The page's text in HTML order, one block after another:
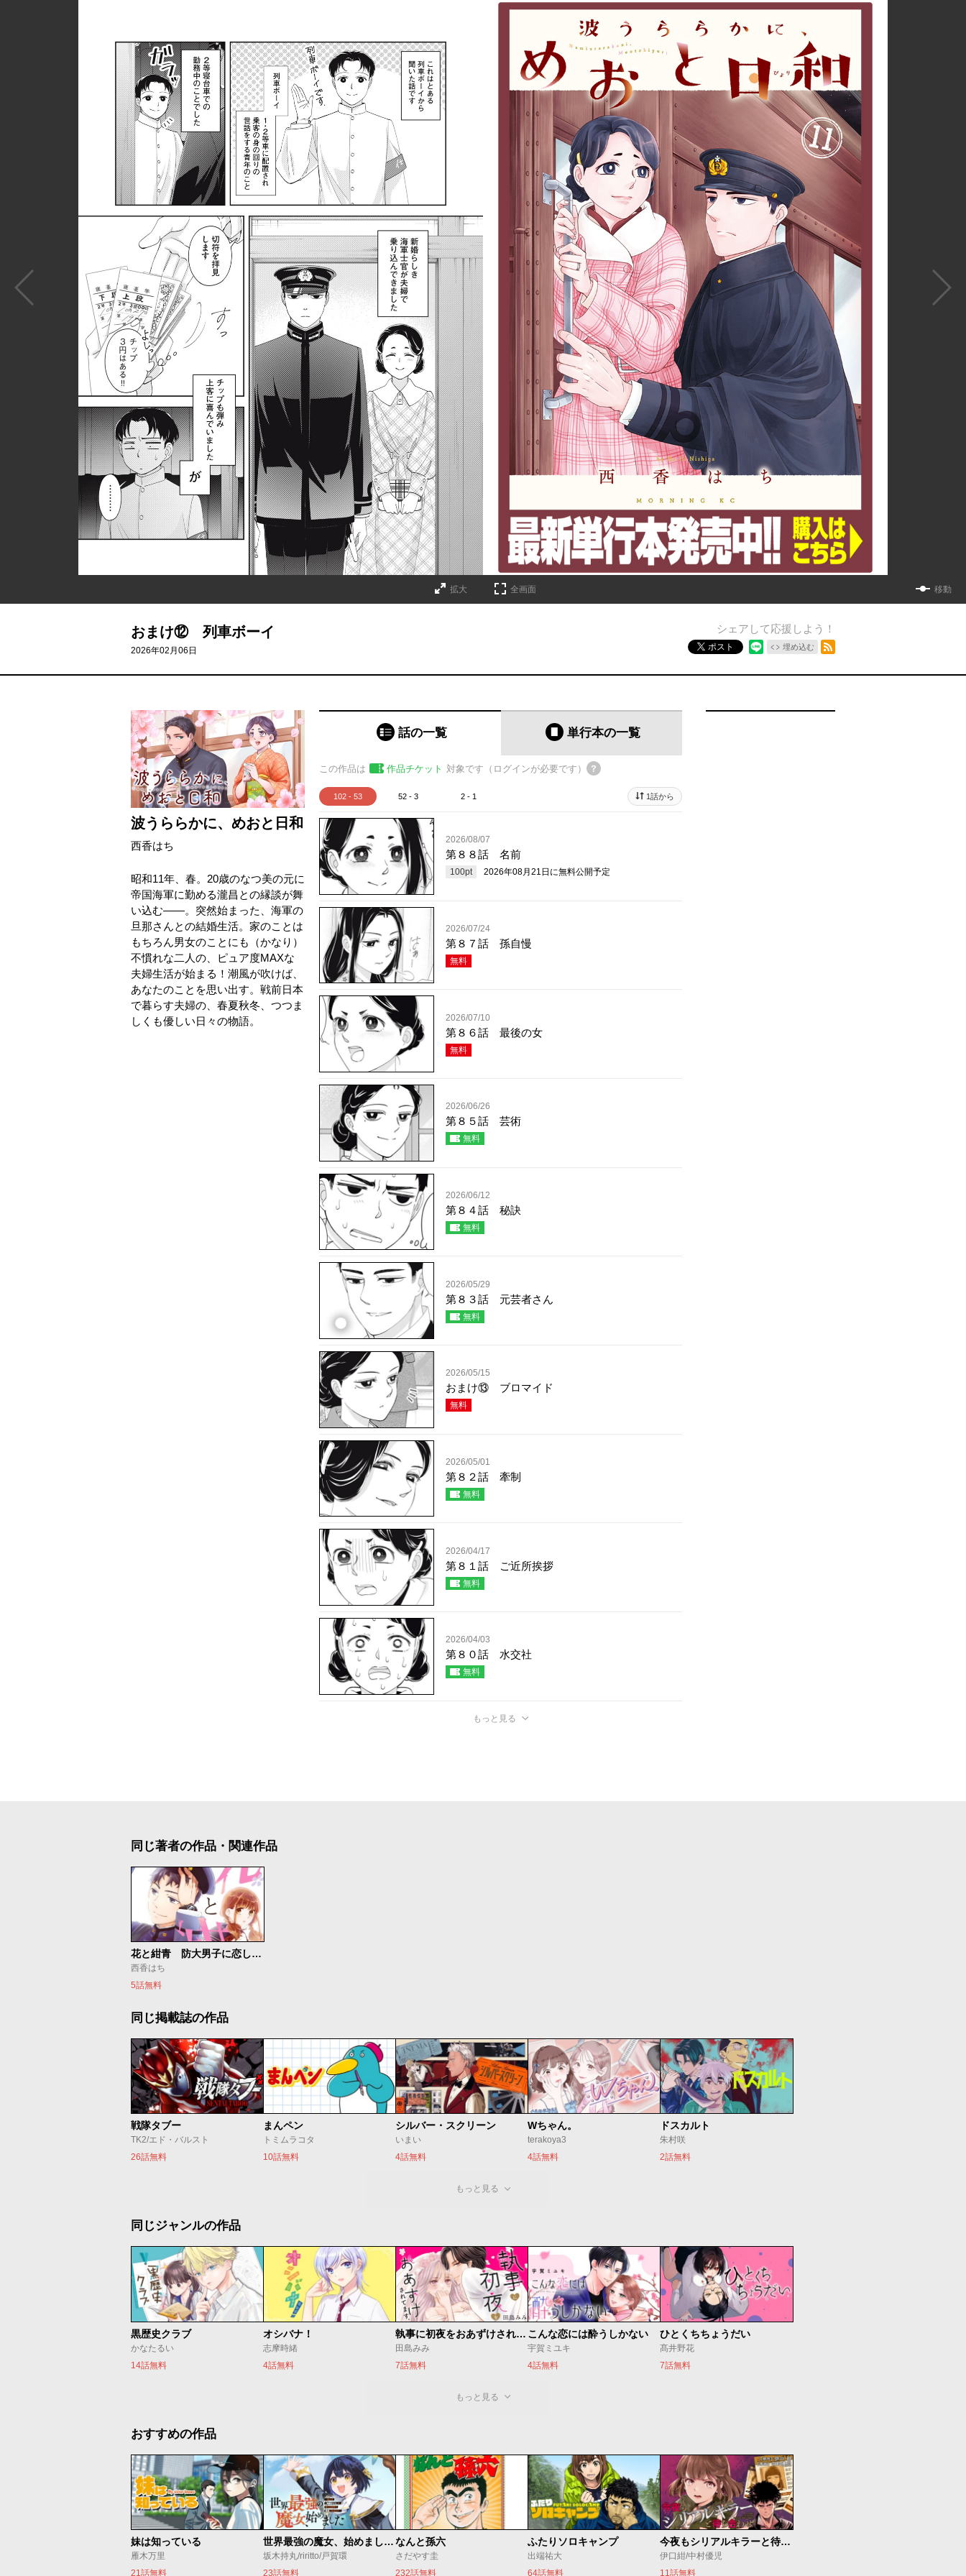
拡大 全画面 移動
おまけ⑫ 列車ボーイ
2026年02月06日
シェアして応援しよう！
ポスト 埋め込む
波うららかに、めおと日和
西香はち
昭和11年、春。20歳のなつ美の元に
帝国海軍に勤める瀧昌との縁談が舞
い込む――。突然始まった、海軍の
旦那さんとの結婚生活。家のことは
もちろん男女のことにも（かなり）
不慣れな二人の、ピュア度MAXな
夫婦生活が始まる！潮風が吹けば、
あなたのことを思い出す。戦前日本
で暮らす夫婦の、春夏秋冬、つつま
しくも優しい日々の物語。
話の一覧 単行本の一覧
この作品は 作品チケット 対象です（ログインが必要です）
102 - 53 52 - 3 2 - 1 1話から
2026/08/07
第８８話 名前
100pt 2026年08月21日 に無料公開予定
2026/07/24
第８７話 孫自慢
無料
2026/07/10
第８６話 最後の女
無料
2026/06/26
第８５話 芸術
無料
2026/06/12
第８４話 秘訣
無料
2026/05/29
第８３話 元芸者さん
無料
2026/05/15
おまけ⑬ ブロマイド
無料
2026/05/01
第８２話 牽制
無料
2026/04/17
第８１話 ご近所挨拶
無料
2026/04/03
第８０話 水交社
無料
もっと見る
同じ著者の作品・関連作品
花と紺青 防大男子に恋しました。
西香はち
5話無料
同じ掲載誌の作品
戦隊タブー
TK2/エド・バルスト
26話無料
まんペン
トミムラコタ
10話無料
シルバー・スクリーン
いまい
4話無料
Wちゃん。
terakoya3
4話無料
ドスカルト
朱村咲
2話無料
もっと見る
同じジャンルの作品
黒歴史クラブ
かなたるい
14話無料
オシバナ！
志摩時緒
4話無料
執事に初夜をおあずけされてます。
田島みみ
7話無料
こんな恋には酔うしかない
宇賀ミユキ
4話無料
ひとくちちょうだい
髙井野花
7話無料
もっと見る
おすすめの作品
妹は知っている
雁木万里
21話無料
世界最強の魔女、始めました ～私だけ『攻略サイト』を見れる世界で自由に生きます～
坂木持丸/riritto/戸賀環
23話無料
なんと孫六
さだやす圭
232話無料
ふたりソロキャンプ
出端祐大
64話無料
今夜もシリアルキラーと待ち合わせ
伊口紺/中村優児
11話無料